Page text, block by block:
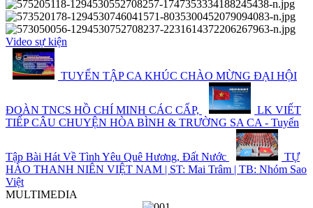
Video sự kiện
TUYỂN TẬP CA KHÚC CHÀO MỪNG ĐẠI HỘI
ĐOÀN TNCS HỒ CHÍ MINH CÁC CẤP,
LK VIẾT
TIẾP CÂU CHUYỆN HÒA BÌNH & TRƯỜNG SA CA - Tuyển
Tập Bài Hát Về Tình Yêu Quê Hương, Đất Nước
TỰ
HÀO THANH NIÊN VIỆT NAM | ST: Mai Trâm | TB: Nhóm Sao
Việt
MULTIMEDIA